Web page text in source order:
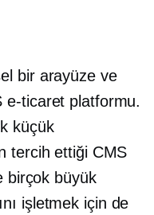
bir arayüze ve
e-ticaret platformu.
küçük
tercih ettiği CMS
birçok büyük
işletmek için de